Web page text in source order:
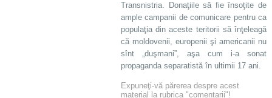
Transnistria. Donaţiile să fie însoţite de
ample campanii de comunicare pentru ca
populaţia din aceste teritorii să înţeleagă
că moldovenii, europenii şi americanii nu
sînt „duşmani”, aşa cum i-a sonat
propaganda separatistă în ultimii 17 ani.
Expuneţi-vă părerea despre acest
material la rubrica "comentarii"!